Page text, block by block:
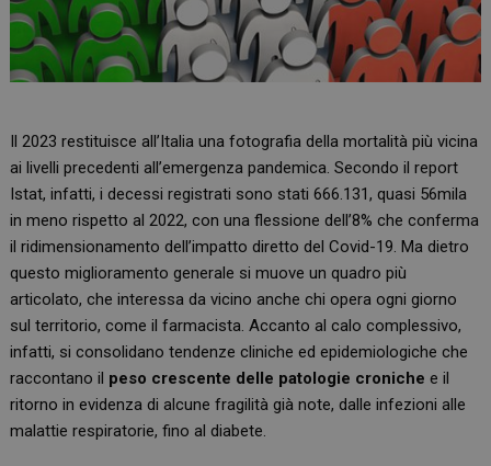
Il 2023 restituisce all’Italia una fotografia della mortalità più vicina
ai livelli precedenti all’emergenza pandemica. Secondo il report
Istat, infatti, i decessi registrati sono stati 666.131, quasi 56mila
in meno rispetto al 2022, con una flessione dell’8% che conferma
il ridimensionamento dell’impatto diretto del Covid-19. Ma dietro
questo miglioramento generale si muove un quadro più
articolato, che interessa da vicino anche chi opera ogni giorno
sul territorio, come il farmacista. Accanto al calo complessivo,
infatti, si consolidano tendenze cliniche ed epidemiologiche che
raccontano il peso crescente delle patologie croniche e il
ritorno in evidenza di alcune fragilità già note, dalle infezioni alle
malattie respiratorie, fino al diabete.